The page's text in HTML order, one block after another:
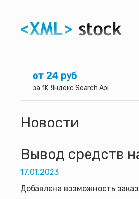
от 24 руб
за 1K Яндекс Search Api
Новости
Вывод средств
17.01.2023
Добавлена возможность